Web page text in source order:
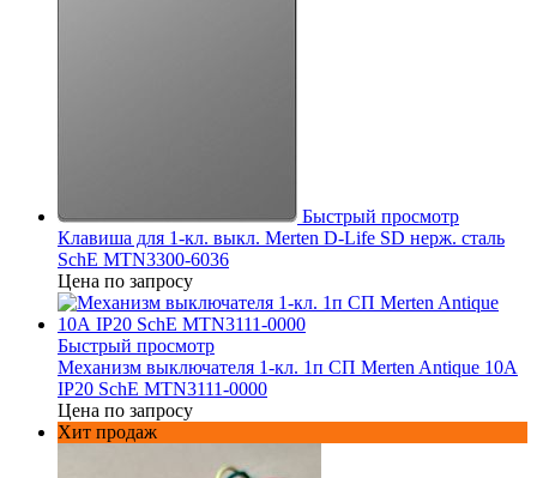
Быстрый просмотр
Клавиша для 1-кл. выкл. Merten D-Life SD нерж. сталь
SchE MTN3300-6036
Цена по запросу
Быстрый просмотр
Механизм выключателя 1-кл. 1п СП Merten Antique 10А
IP20 SchE MTN3111-0000
Цена по запросу
Хит продаж